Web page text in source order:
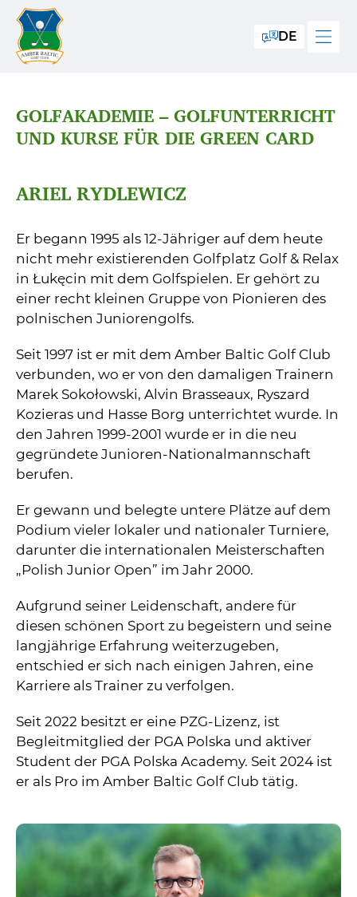
DE
GOLFAKADEMIE – GOLFUNTERRICHT
UND KURSE FÜR DIE GREEN CARD
ARIEL RYDLEWICZ
Er begann 1995 als 12-Jähriger auf dem heute
nicht mehr existierenden Golfplatz Golf & Relax
in Łukęcin mit dem Golfspielen. Er gehört zu
einer recht kleinen Gruppe von Pionieren des
polnischen Juniorengolfs.
Seit 1997 ist er mit dem Amber Baltic Golf Club
verbunden, wo er von den damaligen Trainern
Marek Sokołowski, Alvin Brasseaux, Ryszard
Kozieras und Hasse Borg unterrichtet wurde. In
den Jahren 1999-2001 wurde er in die neu
gegründete Junioren-Nationalmannschaft
berufen.
Er gewann und belegte untere Plätze auf dem
Podium vieler lokaler und nationaler Turniere,
darunter die internationalen Meisterschaften
„Polish Junior Open” im Jahr 2000.
Aufgrund seiner Leidenschaft, andere für
diesen schönen Sport zu begeistern und seine
langjährige Erfahrung weiterzugeben,
entschied er sich nach einigen Jahren, eine
Karriere als Trainer zu verfolgen.
Seit 2022 besitzt er eine PZG-Lizenz, ist
Begleitmitglied der PGA Polska und aktiver
Student der PGA Polska Academy. Seit 2024 ist
er als Pro im Amber Baltic Golf Club tätig.